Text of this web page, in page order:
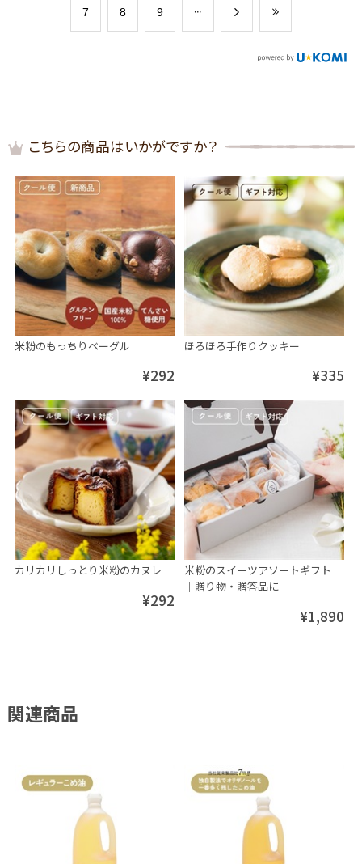
​7 ​8 ​9
こちらの商品はいかがですか？
米粉のもっちりベーグル
¥292
ほろほろ手作りクッキー
¥335
カリカリしっとり米粉のカヌレ
¥292
米粉のスイーツアソートギフト
│贈り物・贈答品に
¥1,890
関連商品